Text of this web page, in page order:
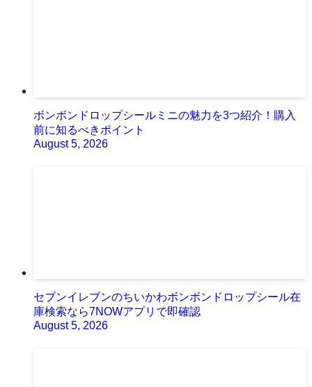
ボンボンドロップシールミニの魅力を3つ紹介！購入
前に知るべきポイント
August 5, 2026
セブンイレブンのちいかわボンボンドロップシール在
庫検索なら7NOWアプリで即確認
August 5, 2026